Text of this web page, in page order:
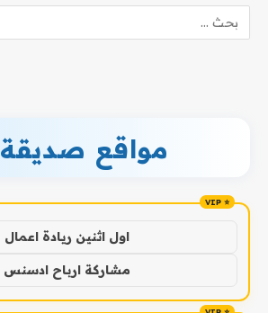
مواقع صديقة
اول اثنين ريادة اعمال
مشاركة ارباح ادسنس